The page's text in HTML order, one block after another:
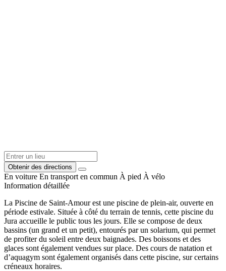
Obtenir des directions
En voiture En transport en commun À pied À vélo
Information détaillée
La Piscine de Saint-Amour est une piscine de plein-air, ouverte en
période estivale. Située à côté du terrain de tennis, cette piscine du
Jura accueille le public tous les jours. Elle se compose de deux
bassins (un grand et un petit), entourés par un solarium, qui permet
de profiter du soleil entre deux baignades. Des boissons et des
glaces sont également vendues sur place. Des cours de natation et
d’aquagym sont également organisés dans cette piscine, sur certains
créneaux horaires.